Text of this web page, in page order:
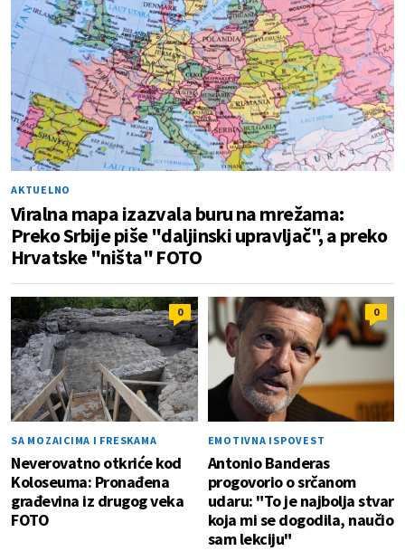
AKTUELNO
Viralna mapa izazvala buru na mrežama:
Preko Srbije piše "daljinski upravljač", a preko
Hrvatske "ništa" FOTO
0
SA MOZAICIMA I FRESKAMA
Neverovatno otkriće kod
Koloseuma: Pronađena
građevina iz drugog veka
FOTO
0
EMOTIVNA ISPOVEST
Antonio Banderas
progovorio o srčanom
udaru: "To je najbolja stvar
koja mi se dogodila, naučio
sam lekciju"